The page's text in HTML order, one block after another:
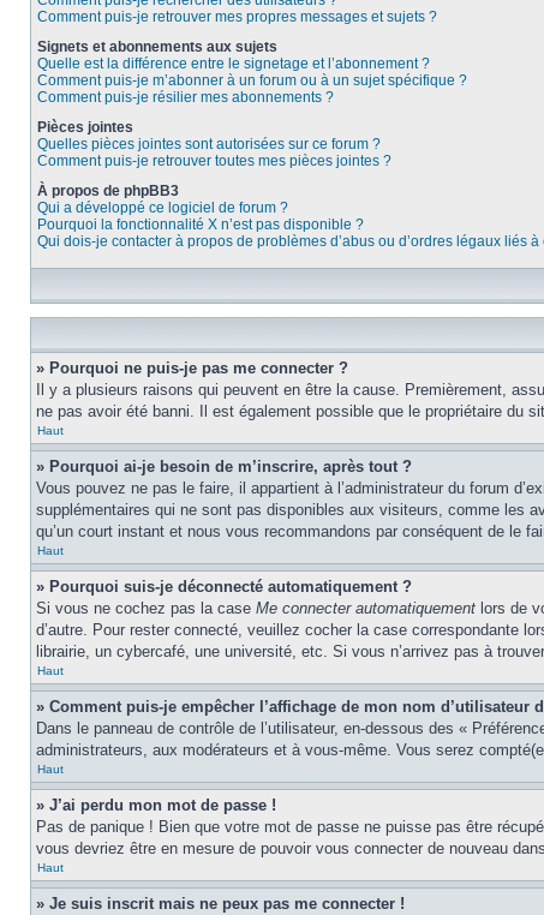
Comment puis-je retrouver mes propres messages et sujets ?
Signets et abonnements aux sujets
Quelle est la différence entre le signetage et l’abonnement ?
Comment puis-je m’abonner à un forum ou à un sujet spécifique ?
Comment puis-je résilier mes abonnements ?
Pièces jointes
Quelles pièces jointes sont autorisées sur ce forum ?
Comment puis-je retrouver toutes mes pièces jointes ?
À propos de phpBB3
Qui a développé ce logiciel de forum ?
Pourquoi la fonctionnalité X n’est pas disponible ?
Qui dois-je contacter à propos de problèmes d’abus ou d’ordres légaux liés à
» Pourquoi ne puis-je pas me connecter ?
Il y a plusieurs raisons qui peuvent en être la cause. Premièrement,
ne pas avoir été banni. Il est également possible que le propriétaire du
Haut
» Pourquoi ai-je besoin de m’inscrire, après tout ?
Vous pouvez ne pas le faire, il appartient à l’administrateur du forum
supplémentaires qui ne sont pas disponibles aux visiteurs, comme les
qu’un court instant et nous vous recommandons par conséquent de le
Haut
» Pourquoi suis-je déconnecté automatiquement ?
Si vous ne cochez pas la case Me connecter automatiquement lors de
d’autre. Pour rester connecté, veuillez cocher la case correspondante
librairie, un cybercafé, une université, etc. Si vous n’arrivez pas à
Haut
» Comment puis-je empêcher l’affichage de mon nom
Dans le panneau de contrôle de l’utilisateur, en-dessous des «
administrateurs, aux modérateurs et à vous-même. Vous serez
Haut
» J’ai perdu mon mot de passe !
Pas de panique ! Bien que votre mot de passe ne puisse pas être
vous devriez être en mesure de pouvoir vous connecter de nouveau
Haut
» Je suis inscrit mais ne peux pas me connecter !